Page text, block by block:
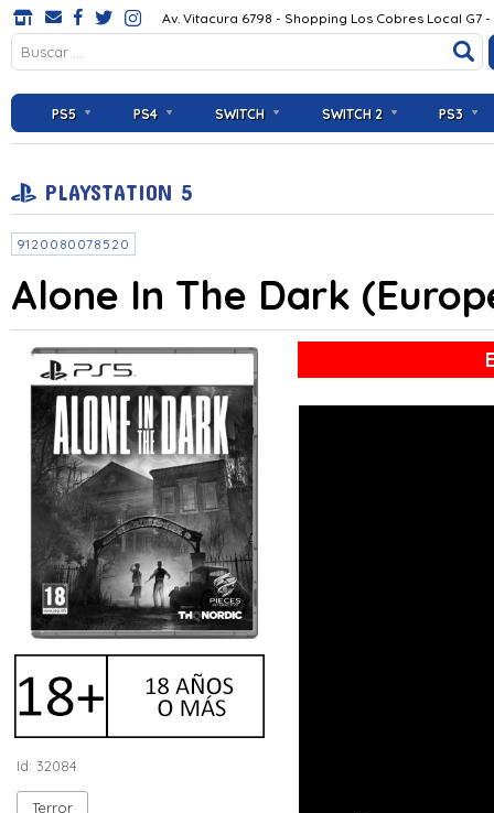
Av. Vitacura 6798 - Shopping Los Cobres Local G7
PS5 PS4 SWITCH SWITCH 2 PS3
PLAYSTATION 5
9120080078520
Alone In The Dark
Id: 32084
Terror